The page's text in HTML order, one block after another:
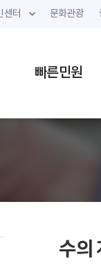
센터 문화관광
빠른민원
수의